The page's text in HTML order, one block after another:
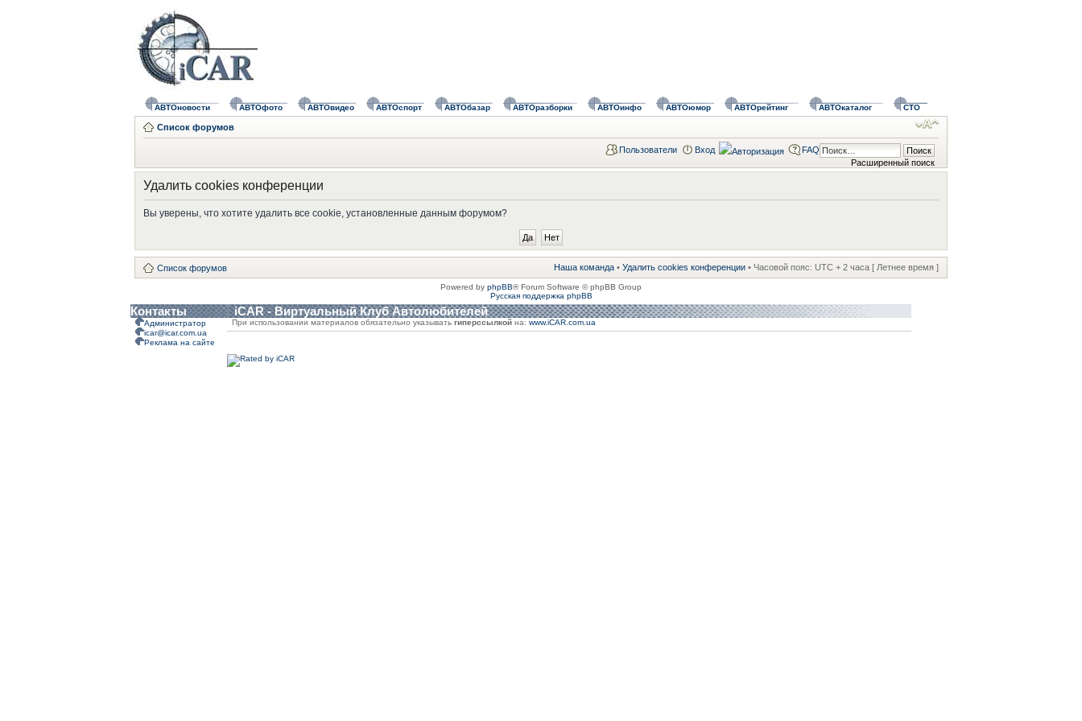
АВТОновости АВТОфото АВТОвидео АВТОспорт АВТОбазар АВТОразборки АВТОинфо АВТОюмор АВТОрейтинг АВТОкаталог СТО
Список форумов
Расширенный поиск
Пользователи Вход FAQ
Удалить cookies конференции
Вы уверены, что хотите удалить все cookie, установленные данным форумом?
Список форумов Наша команда • Удалить cookies конференции • Часовой пояс: UTC + 2 часа [ Летнее время ]
Powered by phpBB® Forum Software © phpBB Group
Русская поддержка phpBB
Контакты iCAR - Виртуальный Клуб Автолюбителей
Администратор
icar@icar.com.ua
Реклама на сайте
При использовании материалов обязательно указывать гиперссылкой на: www.iCAR.com.ua